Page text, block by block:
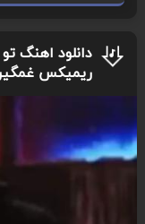
دانلود اهنگ
ریمیکس